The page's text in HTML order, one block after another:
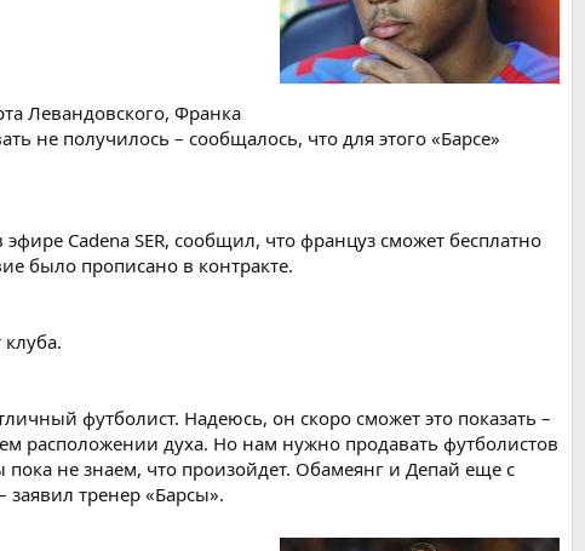
Левандовского, Франка
не получилось – сообщалось, что для этого «Барсе»
Cadena SER, сообщил, что француз сможет бесплатно
было прописано в контракте.
футболист. Надеюсь, он скоро сможет это показать –
расположении духа. Но нам нужно продавать футболистов
пока не знаем, что произойдет. Обамеянг и Депай еще с
заявил тренер «Барсы».